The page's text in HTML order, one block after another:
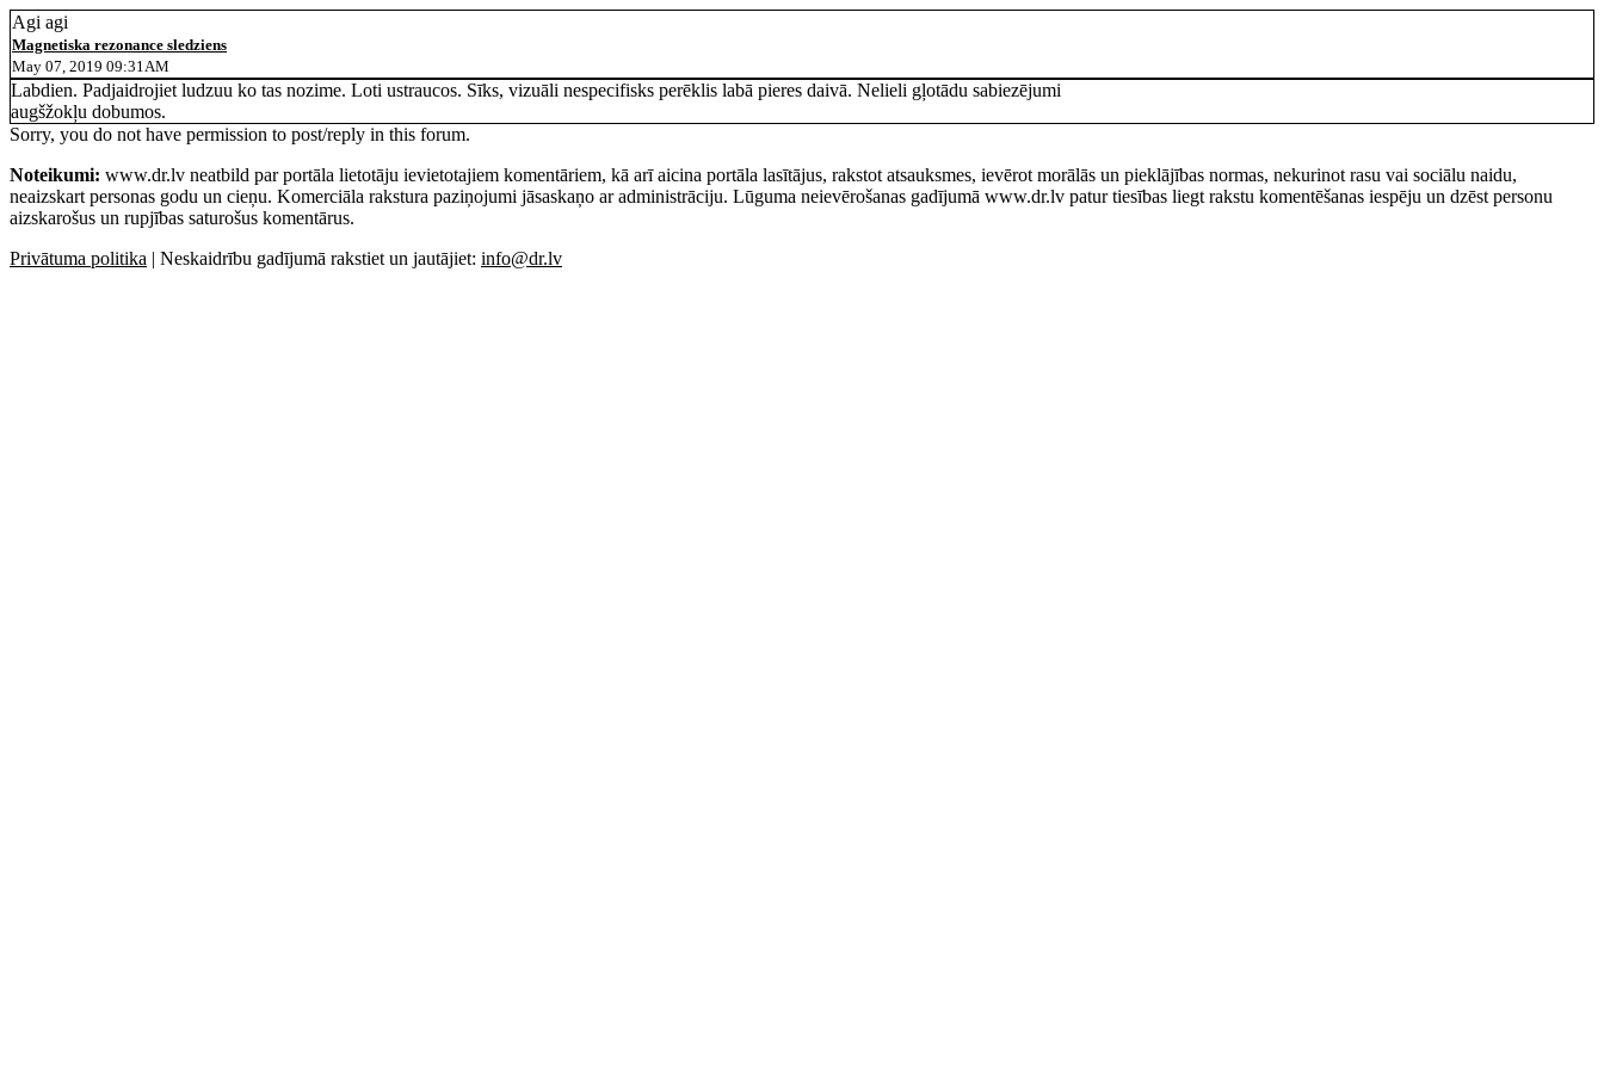
Agi agi
Magnetiska rezonance sledziens
May 07, 2019 09:31AM
Labdien. Padjaidrojiet ludzuu ko tas nozime. Loti ustraucos. Sīks, vizuāli nespecifisks perēklis labā pieres daivā. Nelieli gļotādu sabiezējumi
augšžokļu dobumos.
Sorry, you do not have permission to post/reply in this forum.
Noteikumi: www.dr.lv neatbild par portāla lietotāju ievietotajiem komentāriem, kā arī aicina portāla lasītājus, rakstot atsauksmes, ievērot morālās un pieklājības normas, nekurinot rasu vai sociālu naidu,
neaizskart personas godu un cieņu. Komerciāla rakstura paziņojumi jāsaskaņo ar administrāciju. Lūguma neievērošanas gadījumā www.dr.lv patur tiesības liegt rakstu komentēšanas iespēju un dzēst personu
aizskarošus un rupjības saturošus komentārus.
Privātuma politika | Neskaidrību gadījumā rakstiet un jautājiet: info@dr.lv